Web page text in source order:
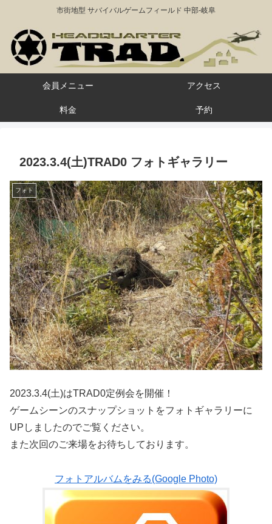
市街地型 サバイバルゲームフィールド 中部-岐阜
会員メニュー アクセス
料金 予約
2023.3.4(土)TRAD0 フォトギャラリー
フォト
2023.3.4(土)はTRAD0定例会を開催！
ゲームシーンのスナップショットをフォトギャラリーに
UPしましたのでご覧ください。
また次回のご来場をお待ちしております。
フォトアルバムをみる(Google Photo)